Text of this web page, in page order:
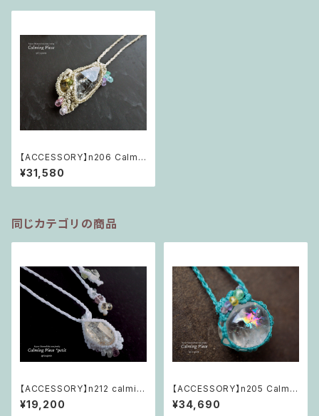
【ACCESSORY】n206 Calmin
g Piece 「すべては揺るがない
愛の存在」
¥31,580
同じカテゴリの商品
【ACCESSORY】n212 calmin
g piece ＊petit 「いつも繋が
れている光の抱擁」
¥19,200
【ACCESSORY】n205 Calmin
g Piece 「歓びに咲く虹の華」
¥34,690